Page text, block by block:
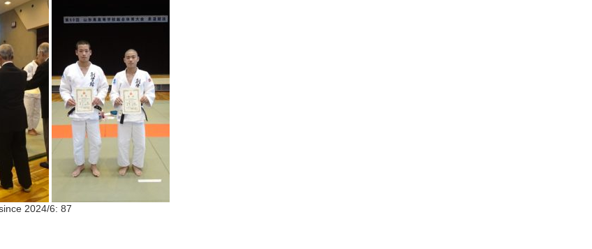
2024/6: 87